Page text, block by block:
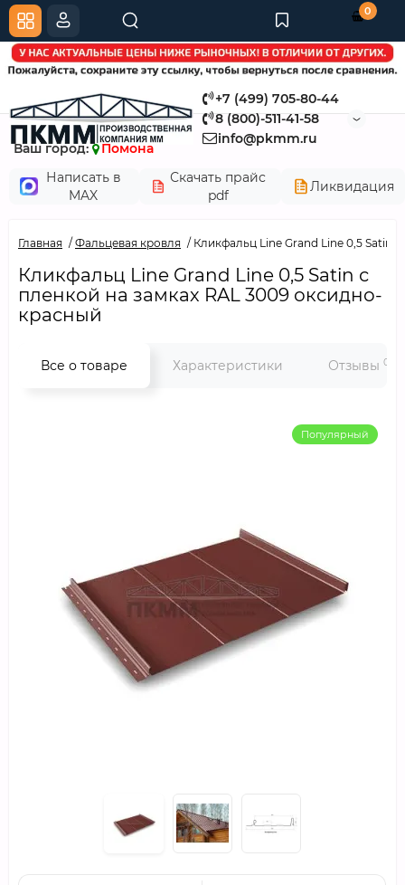
+7 (499) 705-80-44
8 (800)-511-41-58
info@pkmm.ru
Ваш город:
Помона
Написать в
MAX
Скачать прайс
pdf
Ликвидация
0
Главная Фальцевая кровля Кликфальц Line Grand Line 0,5 Satin
Кликфальц Line Grand Line 0,5 Satin с
пленкой на замках RAL 3009 оксидно-
красный
Все о товаре Характеристики Отзывы 0
Популярный